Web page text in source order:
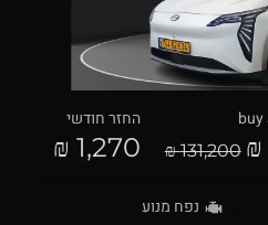
131,200 ₪
החזר חודשי
1,270 ₪
נפח מנוע